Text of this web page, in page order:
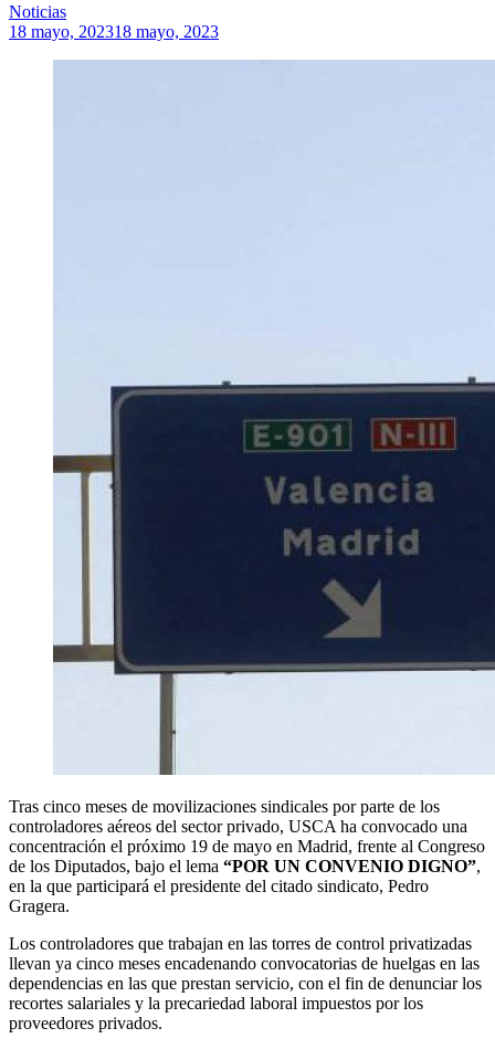
Noticias
18 mayo, 202318 mayo, 2023
Tras cinco meses de movilizaciones sindicales por parte de los
controladores aéreos del sector privado, USCA ha convocado una
concentración el próximo 19 de mayo en Madrid, frente al Congreso
de los Diputados, bajo el lema “POR UN CONVENIO DIGNO”,
en la que participará el presidente del citado sindicato, Pedro
Gragera.
Los controladores que trabajan en las torres de control privatizadas
llevan ya cinco meses encadenando convocatorias de huelgas en las
dependencias en las que prestan servicio, con el fin de denunciar los
recortes salariales y la precariedad laboral impuestos por los
proveedores privados.